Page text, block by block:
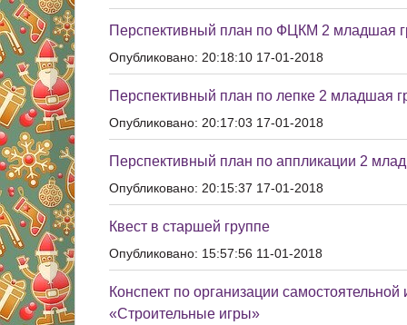
Перспективный план по ФЦКМ 2 младшая
Опубликовано: 20:18:10 17-01-2018
Перспективный план по лепке 2 младшая
Опубликовано: 20:17:03 17-01-2018
Перспективный план по аппликации 2
Опубликовано: 20:15:37 17-01-2018
Квест в старшей группе
Опубликовано: 15:57:56 11-01-2018
Конспект по организации
«Строительные игры»